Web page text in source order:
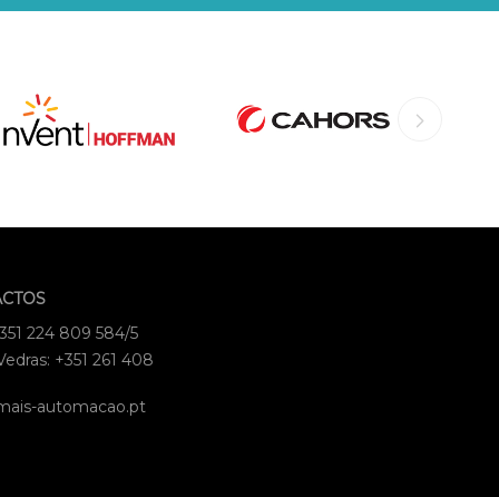
224 809 584/5
+351 261 408
automacao.pt